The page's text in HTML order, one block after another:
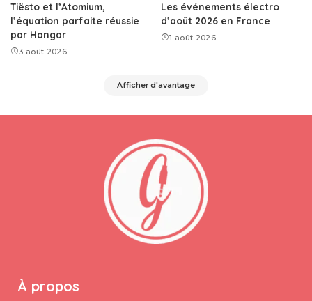
Tiësto et l’Atomium,
l’équation parfaite réussie
par Hangar
3 août 2026
Les événements électro
d’août 2026 en France
1 août 2026
Afficher d'avantage
À propos